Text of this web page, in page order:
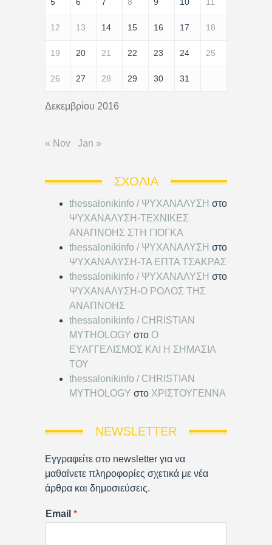
Δεκεμβρίου 2016
5 6 7 8 9 10 11
12 13 14 15 16 17 18
19 20 21 22 23 24 25
26 27 28 29 30 31
« Nov Jan »
ΣΧΌΛΙΑ
thessalonikinfo / ΨΥΧΑΝΑΛΥΣΗ στο
ΨΥΧΑΝΑΛΥΣΗ-ΤΕΧΝΙΚΕΣ
ΑΝΑΠΝΟΗΣ ΣΤΗ ΓΙΟΓΚΑ
thessalonikinfo / ΨΥΧΑΝΑΛΥΣΗ στο
ΨΥΧΑΝΑΛΥΣΗ-ΤΑ ΕΠΤΑ ΤΣΑΚΡΑΣ
thessalonikinfo / ΨΥΧΑΝΑΛΥΣΗ στο
ΨΥΧΑΝΑΛΥΣΗ-Ο ΡΟΛΟΣ ΤΗΣ
ΑΝΑΠΝΟΗΣ
thessalonikinfo / CHRISTIAN
MYTHOLOGY στο Ο
ΕΥΑΓΓΕΛΙΣΜΟΣ ΚΑΙ Η ΣΗΜΑΣΙΑ
ΤΟΥ
thessalonikinfo / CHRISTIAN
MYTHOLOGY στο ΧΡΙΣΤΟΥΓΕΝΝΑ
NEWSLETTER
Εγγραφείτε στο newsletter για να
μαθαίνετε πληροφορίες σχετικά με νέα
άρθρα και δημοσιεύσεις.
Email *